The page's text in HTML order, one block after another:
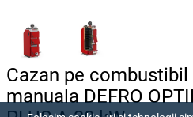
Cazan pe
manuala DEFRO